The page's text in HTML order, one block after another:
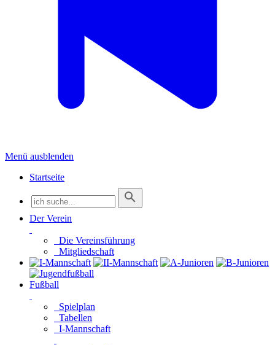
Menü ausblenden
Startseite
Der Verein
Die Vereinsführung
Mitgliedschaft
Fußball
Spielplan
Tabellen
I-Mannschaft